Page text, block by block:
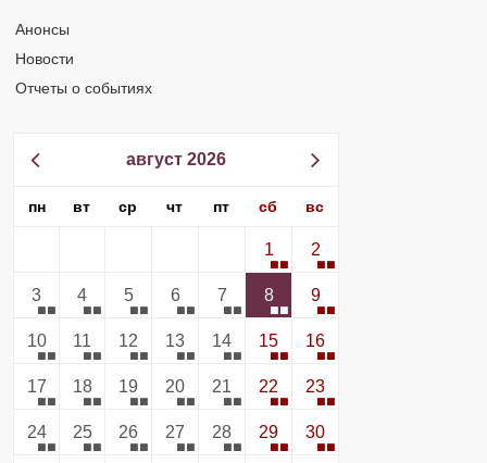
Анонсы
Новости
Отчеты о событиях
август 2026
пн вт ср чт пт сб вс
1 2
3 4 5 6 7 8 9
10 11 12 13 14 15 16
17 18 19 20 21 22 23
24 25 26 27 28 29 30